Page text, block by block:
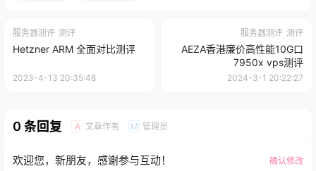
服务器测评 测评
Hetzner ARM 全面对比测评
2023-4-13 20:35:48
服务器测评 测评
AEZA香港廉价高性能10G口
7950x vps测评
2024-3-1 20:22:27
0 条回复 A 文章作者 M 管理员
欢迎您，新朋友，感谢参与互动！ 确认修改